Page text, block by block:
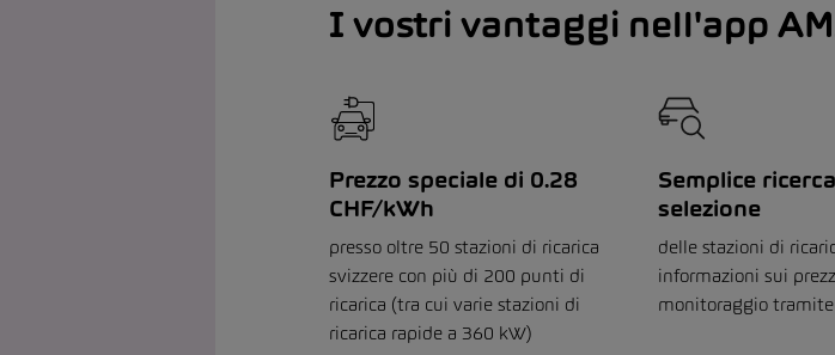
I vostri vantaggi nell'app
Prezzo speciale di 0.28
CHF/kWh
presso oltre 50 stazioni di ricarica
svizzere con più di 200 punti di
ricarica (tra cui varie stazioni di
ricarica rapide a 360 kW)
Semplice
selezione
delle stazioni di
informazioni sui
monitoraggio